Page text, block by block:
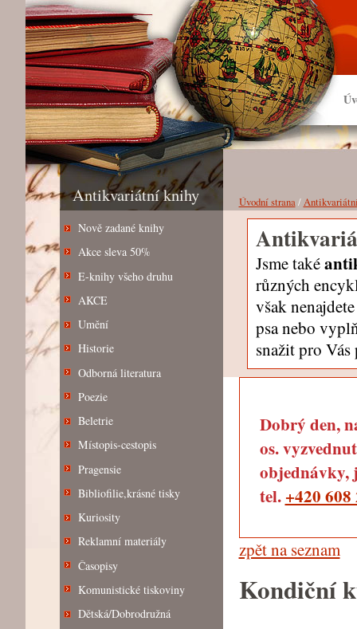
Antikvariátní knihy
Nově zadané knihy
Akce sleva 50%
E-knihy všeho druhu
AKCE
Umění
Historie
Odborná literatura
Poezie
Beletrie
Místopis-cestopis
Pragensie
Bibliofilie,krásné tisky
Kuriosity
Reklamní materiály
Časopisy
Komunistické tiskoviny
Dětská/Dobrodružná
Úvodní strana/
Jsme také
různých
však
psa nebo
snažit pro
Dobrý den,
os.
objednávky,
tel. +420 608
zpět na seznam
Kondiční